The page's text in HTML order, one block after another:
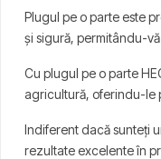
Plugul pe o parte este
și sigură, permitându-
Cu plugul pe o parte
agricultură, oferindu-le
Indiferent dacă sunteți
rezultate excelente în